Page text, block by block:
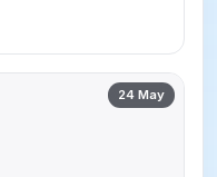
24 May